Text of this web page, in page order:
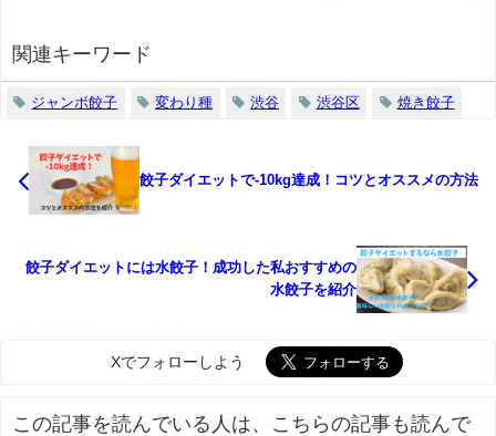
関連キーワード
ジャンボ餃子 変わり種 渋谷 渋谷区 焼き餃子
餃子ダイエットで-10kg達成！コツとオススメの方法
餃子ダイエットには水餃子！成功した私おすすめの
水餃子を紹介
Xでフォローしよう
この記事を読んでいる人は、こちらの記事も読んで